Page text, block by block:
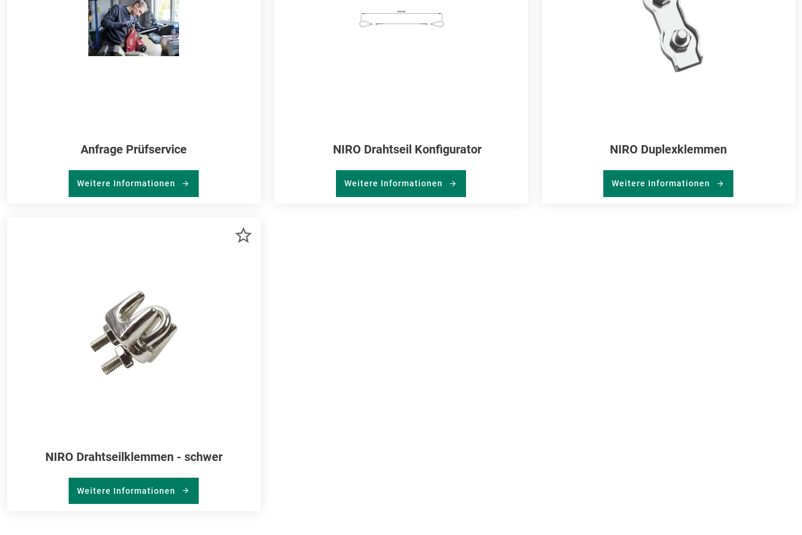
Anfrage Prüfservice
Weitere Informationen
NIRO Drahtseil Konfigurator
Weitere Informationen
NIRO Duplexklemmen
Weitere Informationen
NIRO Drahtseilklemmen - schwer
Weitere Informationen